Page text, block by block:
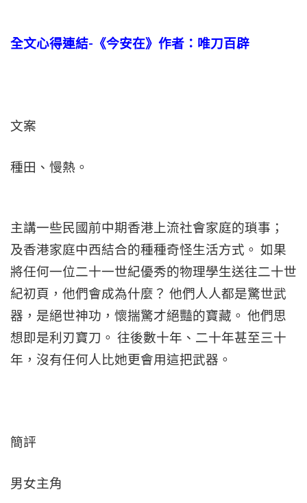
全文心得連結-《今安在》作者：唯刀百辟
文案
種田、慢熱。
主講一些民國前中期香港上流社會家庭的瑣事；
及香港家庭中西結合的種種奇怪生活方式。 如果
將任何一位二十一世紀優秀的物理學生送往二十世
紀初頁，他們會成為什麼？ 他們人人都是驚世武
器，是絕世神功，懷揣驚才絕豔的寶藏。 他們思
想即是利刃寶刀。 往後數十年、二十年甚至三十
年，沒有任何人比她更會用這把武器。
簡評
男女主角